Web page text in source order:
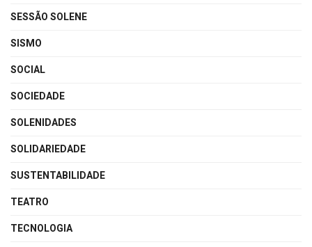
SESSÃO SOLENE
SISMO
SOCIAL
SOCIEDADE
SOLENIDADES
SOLIDARIEDADE
SUSTENTABILIDADE
TEATRO
TECNOLOGIA